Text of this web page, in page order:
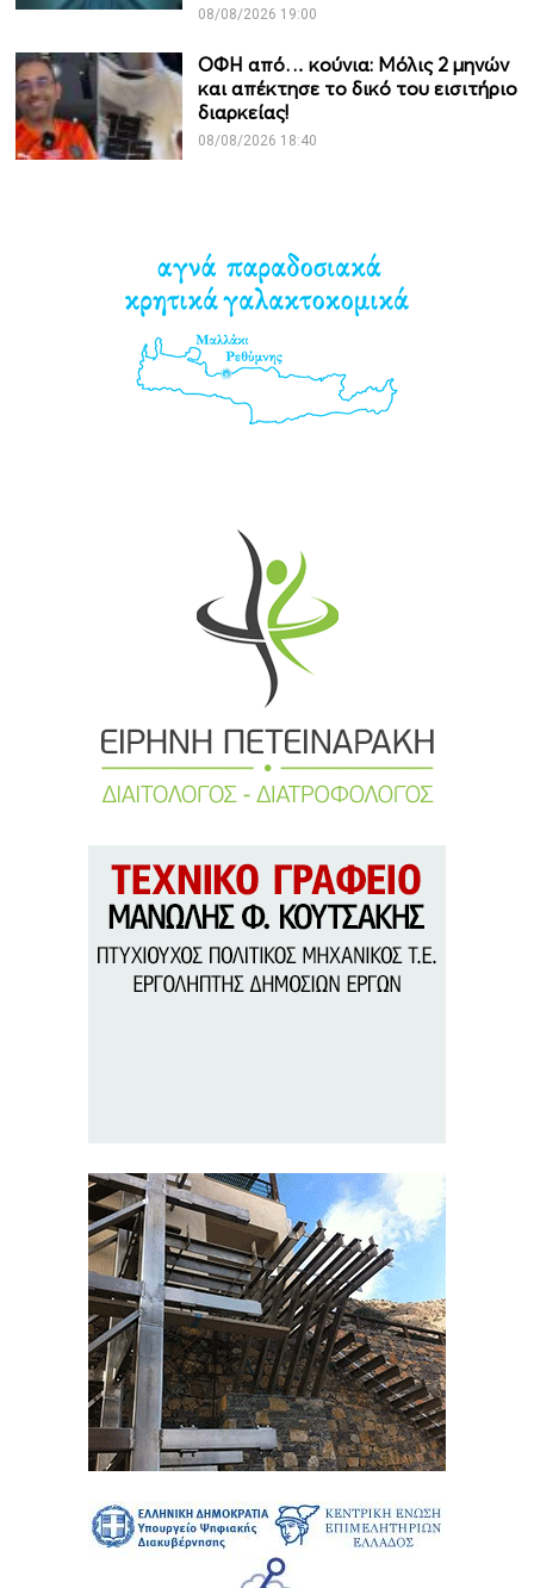
08/08/2026 19:00
ΟΦΗ από… κούνια: Μόλις 2 μηνών
και απέκτησε το δικό του εισιτήριο
διαρκείας!
08/08/2026 18:40